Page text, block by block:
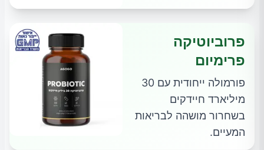
פרוביוטיקה
פרימיום
פורמולה ייחודית עם 30
מיליארד חיידקים
בשחרור מושהה לבריאות
המעיים.